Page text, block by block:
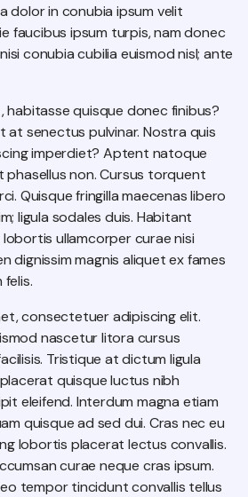
dolor in conubia ipsum velit
faucibus ipsum turpis, nam donec
conubia cubilia euismod nisl; ante
habitasse quisque donec finibus?
at senectus pulvinar. Nostra quis
imperdiet? Aptent natoque
non. Cursus torquent
Quisque fringilla maecenas libero
ligula sodales duis. Habitant
ullamcorper curae nisi
dignissim magnis aliquet ex fames
felis.
consectetuer adipiscing elit.
nascetur litora cursus
Tristique at dictum ligula
quisque luctus nibh
eleifend. Interdum magna etiam
quisque ad sed dui. Cras nec eu
lobortis placerat lectus convallis.
curae neque cras ipsum.
tempor tincidunt convallis tellus